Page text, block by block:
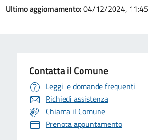
Ultimo aggiornamento: 04/12/2024, 11:45
Contatta il Comune
Leggi le domande frequenti
Richiedi assistenza
Chiama il Comune
Prenota appuntamento